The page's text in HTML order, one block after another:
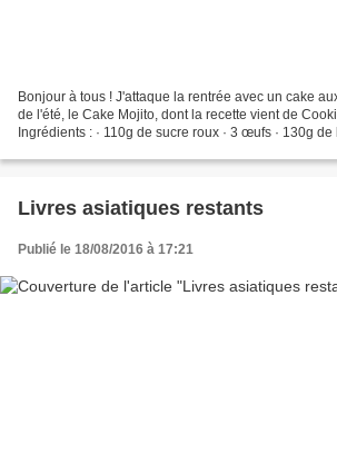
Bonjour à tous ! J'attaque la rentrée avec un cake
de l'été, le Cake Mojito, dont la recette vient de
Ingrédients : · 110g de sucre roux · 3 œufs · 130g
Livres asiatiques restants
Publié le 18/08/2016 à 17:21